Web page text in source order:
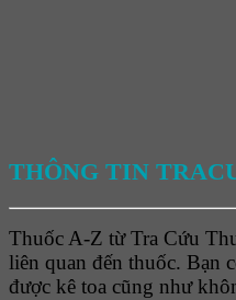
THÔNG TIN
Thuốc A-Z từ Tra Cứu
liên quan đến thuốc. Bạn
được kê toa cũng như